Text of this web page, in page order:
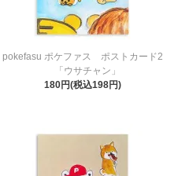
pokefasu ポケファス ポストカード2
「ウサチャン」
180円(税込198円)